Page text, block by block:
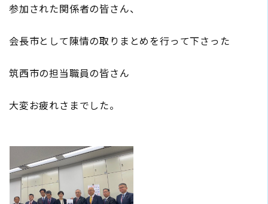
参加された関係者の皆さん、
会長市として陳情の取りまとめを行って下さった
筑西市の担当職員の皆さん
大変お疲れさまでした。